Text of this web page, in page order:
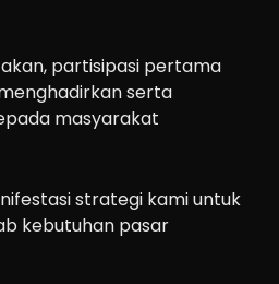
partisipasi pertama
serta
masyarakat
strategi kami untuk
kebutuhan pasar